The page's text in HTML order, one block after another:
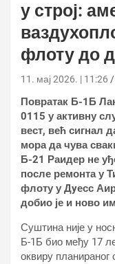
у строј:
флоту до
11. мај 2026. | 11:26
Повратак Б-1Б
0115 у активну
вест, већ сигнал
мора да чува
Б-21 Раидер не
после ремонта у
флоту у Дyесс
добио је и ново
Суштина није у
Б-1Б био међу 17
оквиру